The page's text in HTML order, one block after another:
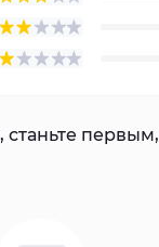
первым,